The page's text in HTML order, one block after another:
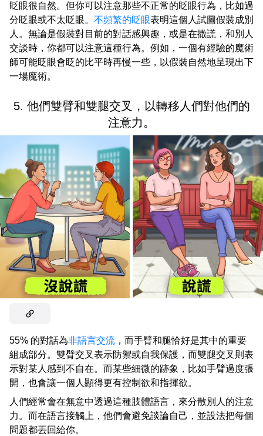
眨眼很自然。但你可以注意那些不正常的眨眼行為，比如過
分眨眼或不太眨眼。 不頻繁的眨眼表明這個人試圖假裝成別
人。無論是假裝對目前的對話感興趣，或是在撒謊，和別人
交談時，你都可以注意這種行為。例如，一個有經驗的魔術
師可能眨眼會眨的比平時再慢一些，以假裝自然地呈現出下
一場魔術。
5. 他們雙臂和雙腿交叉，以轉移人們對他們的
注意力。
55% 的對話為非語言交流 ，而手臂和腿恰好是其中的重要
組成部分。雙臂交叉表示防禦或自我保護，而雙腿交叉則表
示對某人感到不自在。而某些細微的跡象，比如手臂過度張
開，也會讓一個人顯得更有控制欲和指揮欲。
人們經常會在無意中透過這種肢體語言，來分散別人的注意
力。而在語言接觸上，他們會避免談論自己，並設法把每個
問題都丟回給你。